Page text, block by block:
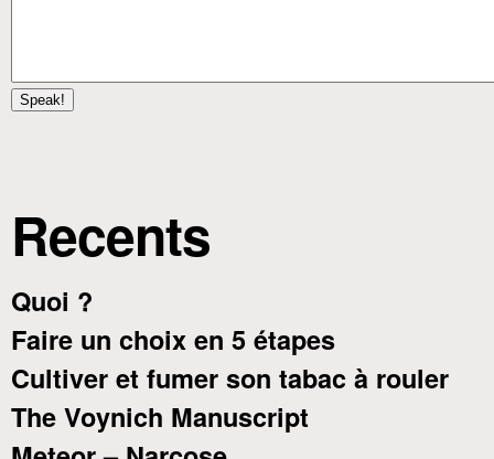
Recents
Quoi ?
Faire un choix en 5 étapes
Cultiver et fumer son tabac à rouler
The Voynich Manuscript